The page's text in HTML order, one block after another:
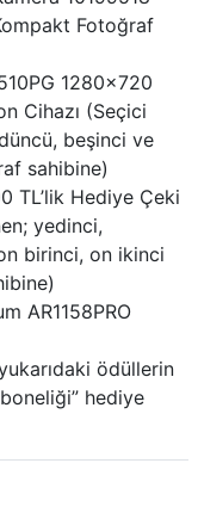
Fotoğraf
1280x720
Cihazı (Seçici
beşinci ve
sahibine)
TL’lik Hediye Çeki
yedinci,
birinci, on ikinci
AR1158PRO
ödüllerin
hediye